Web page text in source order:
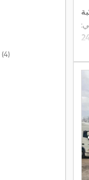
(4)